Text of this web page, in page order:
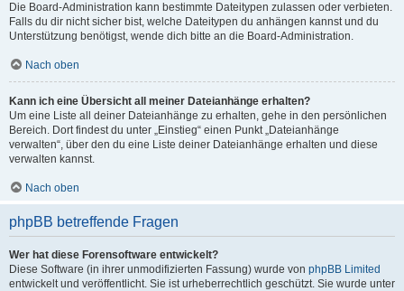
Die Board-Administration kann bestimmte Dateitypen zulassen oder verbieten.
Falls du dir nicht sicher bist, welche Dateitypen du anhängen kannst und du
Unterstützung benötigst, wende dich bitte an die Board-Administration.
Nach oben
Kann ich eine Übersicht all meiner Dateianhänge erhalten?
Um eine Liste all deiner Dateianhänge zu erhalten, gehe in den persönlichen
Bereich. Dort findest du unter „Einstieg“ einen Punkt „Dateianhänge
verwalten“, über den du eine Liste deiner Dateianhänge erhalten und diese
verwalten kannst.
Nach oben
phpBB betreffende Fragen
Wer hat diese Forensoftware entwickelt?
Diese Software (in ihrer unmodifizierten Fassung) wurde von phpBB Limited
entwickelt und veröffentlicht. Sie ist urheberrechtlich geschützt. Sie wurde unter